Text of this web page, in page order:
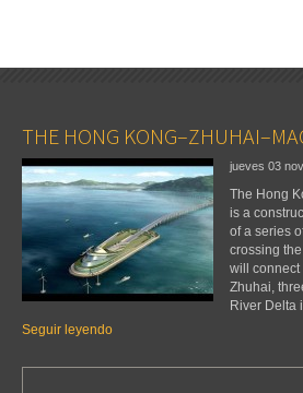
THE HONG
jueves 03
The Hong
is a
of a series
crossing
will connect
Zhuhai,
River Delta
Seguir leyendo